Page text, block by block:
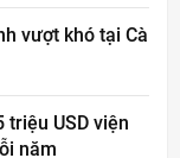
vượt khó tại Cà
triệu USD viện
năm